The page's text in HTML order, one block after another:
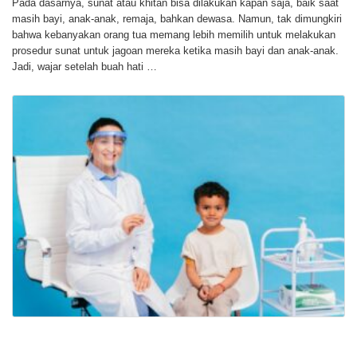
Pada dasarnya, sunat atau khitan bisa dilakukan kapan saja, baik saat
masih bayi, anak-anak, remaja, bahkan dewasa. Namun, tak dimungkiri
bahwa kebanyakan orang tua memang lebih memilih untuk melakukan
prosedur sunat untuk jagoan mereka ketika masih bayi dan anak-anak.
Jadi, wajar setelah buah hati …